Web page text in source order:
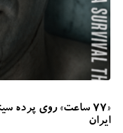
ایران